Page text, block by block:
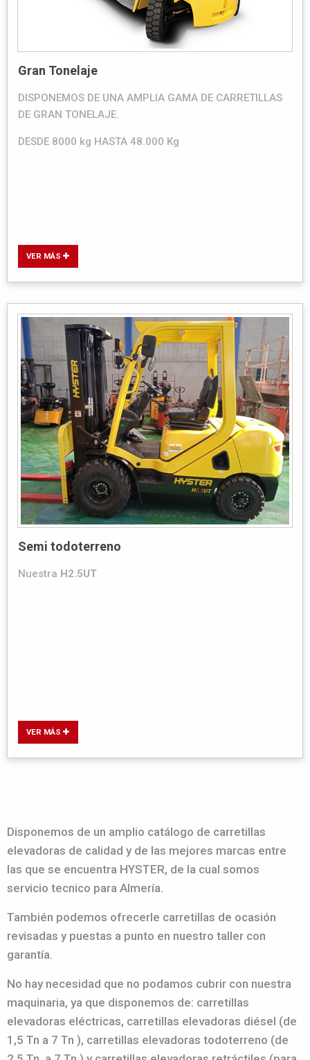
Gran Tonelaje
DISPONEMOS DE UNA AMPLIA GAMA DE CARRETILLAS
DE GRAN TONELAJE.
DESDE 8000 kg HASTA 48.000 Kg
VER MÁS
Semi todoterreno
Nuestra H2.5UT
VER MÁS
Disponemos de un amplio catálogo de carretillas
elevadoras de calidad y de las mejores marcas entre
las que se encuentra HYSTER, de la cual somos
servicio tecnico para Almería.
También podemos ofrecerle carretillas de ocasión
revisadas y puestas a punto en nuestro taller con
garantía.
No hay necesidad que no podamos cubrir con nuestra
maquinaria, ya que disponemos de: carretillas
elevadoras eléctricas, carretillas elevadoras diésel (de
1,5 Tn a 7 Tn ), carretillas elevadoras todoterreno (de